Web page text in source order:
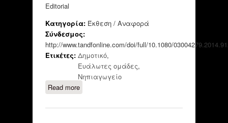
Editorial
Κατηγορία: Έκθεση / Αναφορά
Σύνδεσμος:
http://www.tandfonline.com/doi/full/10.1080/
Ετικέτες: Δημοτικό,
Ευάλωτες ομάδες,
Νηπιαγωγείο
Read moreabout Brundrett, M., (2014).
achieving universal early childhood